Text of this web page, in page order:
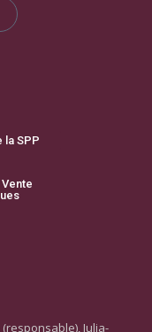
la SPP
Julia-